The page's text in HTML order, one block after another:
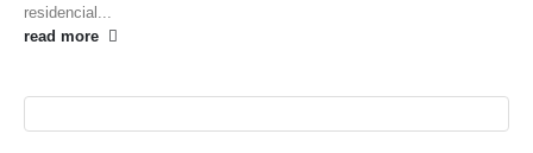
residencial...
read more